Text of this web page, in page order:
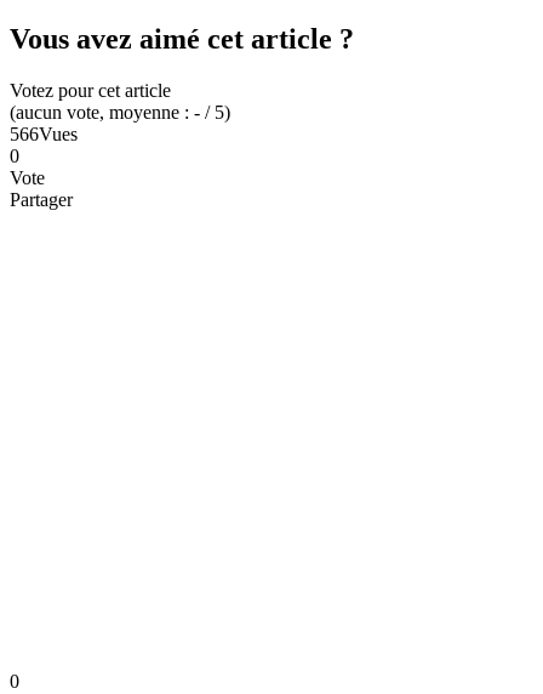
Vous avez aimé cet article ?
Votez pour cet article
(aucun vote, moyenne : - / 5)
566Vues
0
Vote
Partager
0